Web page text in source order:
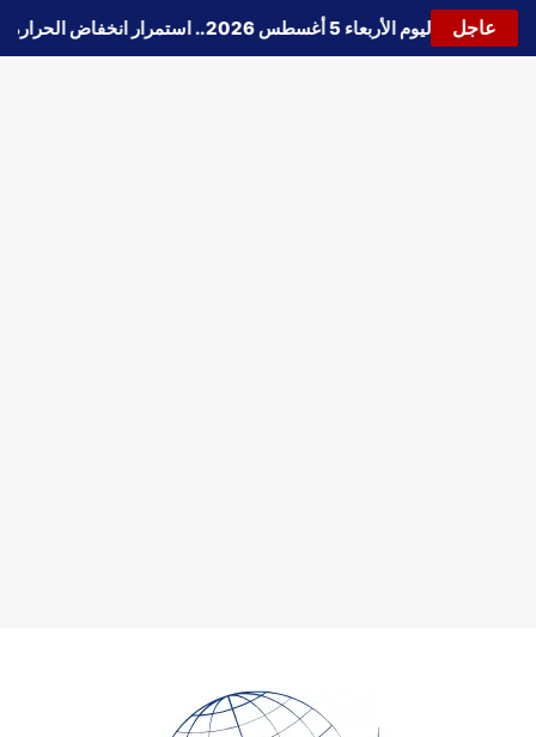
عاجل
حالة الطقس اليوم الأربعاء 5 أغسطس 2026.. استمرار انخفاض الحرارة وتحذيرات من الشبورة واضطراب الملاحة